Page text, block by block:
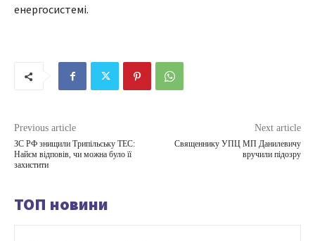
енергосистемі.
Previous article
ЗС РФ знищили Трипільську ТЕС:
Найєм відповів, чи можна було її
захистити
Next article
Священнику УПЦ МП Данилевичу
вручили підозру
ТОП новини